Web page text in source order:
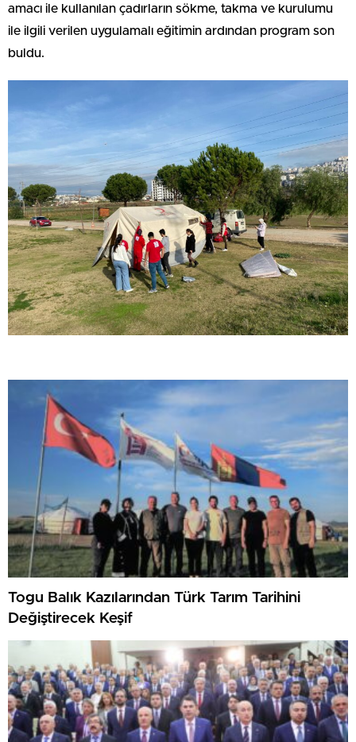
amacı ile kullanılan çadırların sökme, takma ve kurulumu
ile ilgili verilen uygulamalı eğitimin ardından program son
buldu.
Togu Balık Kazılarından Türk Tarım Tarihini
Değiştirecek Keşif